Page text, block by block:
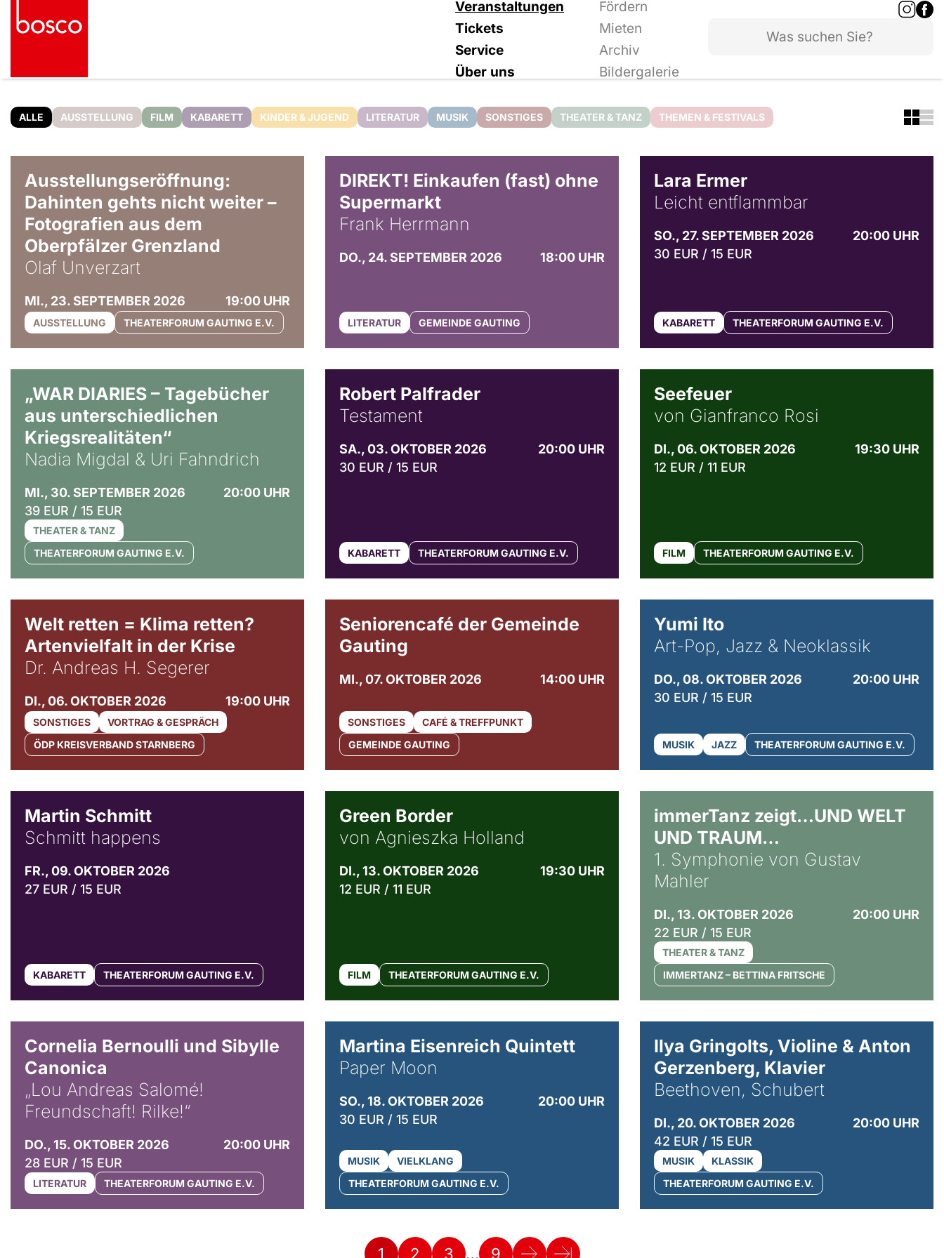
Veranstaltungen
Fördern
Tickets
Mieten
Service
Archiv
Über uns
Bildergalerie
ALLE AUSSTELLUNG FILM KABARETT KINDER & JUGEND LITERATUR MUSIK SONSTIGES THEATER & TANZ THEMEN & FESTIVALS
Ausstellungseröffnung:
Dahinten gehts nicht weiter –
Fotografien aus dem
Oberpfälzer Grenzland
Olaf Unverzart
MI., 23. SEPTEMBER 2026 19:00 UHR
AUSSTELLUNG THEATERFORUM GAUTING E.V.
DIREKT! Einkaufen (fast) ohne
Supermarkt
Frank Herrmann
DO., 24. SEPTEMBER 2026 18:00 UHR
LITERATUR GEMEINDE GAUTING
Lara Ermer
Leicht entflammbar
SO., 27. SEPTEMBER 2026
20:00 UHR
30 EUR / 15 EUR
KABARETT THEATERFORUM GAUTING E.V.
„WAR DIARIES – Tagebücher
aus unterschiedlichen
Kriegsrealitäten“
Nadia Migdal & Uri Fahndrich
MI., 30. SEPTEMBER 2026
20:00 UHR
39 EUR / 15 EUR
THEATER & TANZ
THEATERFORUM GAUTING E.V.
Robert Palfrader
Testament
SA., 03. OKTOBER 2026
20:00 UHR
30 EUR / 15 EUR
KABARETT THEATERFORUM GAUTING E.V.
Seefeuer
von Gianfranco Rosi
DI., 06. OKTOBER 2026
19:30 UHR
12 EUR / 11 EUR
FILM THEATERFORUM GAUTING E.V.
Welt retten = Klima retten?
Artenvielfalt in der Krise
Dr. Andreas H. Segerer
DI., 06. OKTOBER 2026 19:00 UHR
SONSTIGES
VORTRAG & GESPRÄCH
ÖDP KREISVERBAND STARNBERG
Seniorencafé der Gemeinde
Gauting
MI., 07. OKTOBER 2026 14:00 UHR
SONSTIGES
CAFÉ & TREFFPUNKT
GEMEINDE GAUTING
Yumi Ito
Art-Pop, Jazz & Neoklassik
DO., 08. OKTOBER 2026
20:00 UHR
30 EUR / 15 EUR
MUSIK JAZZ THEATERFORUM GAUTING E.V.
Martin Schmitt
Schmitt happens
FR., 09. OKTOBER 2026
27 EUR / 15 EUR
KABARETT THEATERFORUM GAUTING E.V.
Green Border
von Agnieszka Holland
DI., 13. OKTOBER 2026
19:30 UHR
12 EUR / 11 EUR
FILM THEATERFORUM GAUTING E.V.
immerTanz zeigt…UND WELT
UND TRAUM…
1. Symphonie von Gustav
Mahler
DI., 13. OKTOBER 2026
20:00 UHR
22 EUR / 15 EUR
THEATER & TANZ
IMMERTANZ – BETTINA FRITSCHE
Cornelia Bernoulli und Sibylle
Canonica
„Lou Andreas Salomé!
Freundschaft! Rilke!“
DO., 15. OKTOBER 2026
20:00 UHR
28 EUR / 15 EUR
LITERATUR THEATERFORUM GAUTING E.V.
Martina Eisenreich Quintett
Paper Moon
SO., 18. OKTOBER 2026
20:00 UHR
30 EUR / 15 EUR
MUSIK
VIELKLANG
THEATERFORUM GAUTING E.V.
Ilya Gringolts, Violine & Anton
Gerzenberg, Klavier
Beethoven, Schubert
DI., 20. OKTOBER 2026
20:00 UHR
42 EUR / 15 EUR
MUSIK
KLASSIK
THEATERFORUM GAUTING E.V.
1 2 3 … 9